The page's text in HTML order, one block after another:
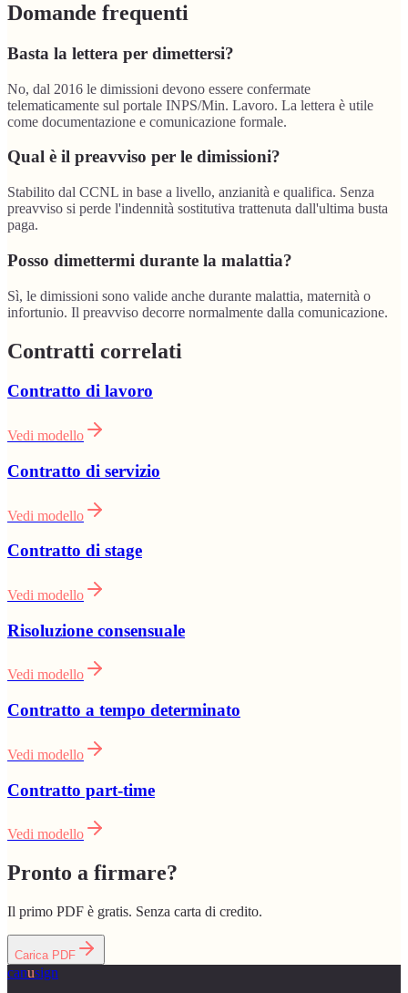
Domande frequenti
Basta la lettera per dimettersi?
No, dal 2016 le dimissioni devono essere confermate
telematicamente sul portale INPS/Min. Lavoro. La lettera è utile
come documentazione e comunicazione formale.
Qual è il preavviso per le dimissioni?
Stabilito dal CCNL in base a livello, anzianità e qualifica. Senza
preavviso si perde l'indennità sostitutiva trattenuta dall'ultima busta
paga.
Posso dimettermi durante la malattia?
Sì, le dimissioni sono valide anche durante malattia, maternità o
infortunio. Il preavviso decorre normalmente dalla comunicazione.
Contratti correlati
Contratto di lavoro
Vedi modello
Contratto di servizio
Vedi modello
Contratto di stage
Vedi modello
Risoluzione consensuale
Vedi modello
Contratto a tempo determinato
Vedi modello
Contratto part-time
Vedi modello
Pronto a firmare?
Il primo PDF è gratis. Senza carta di credito.
Carica PDF
canusign